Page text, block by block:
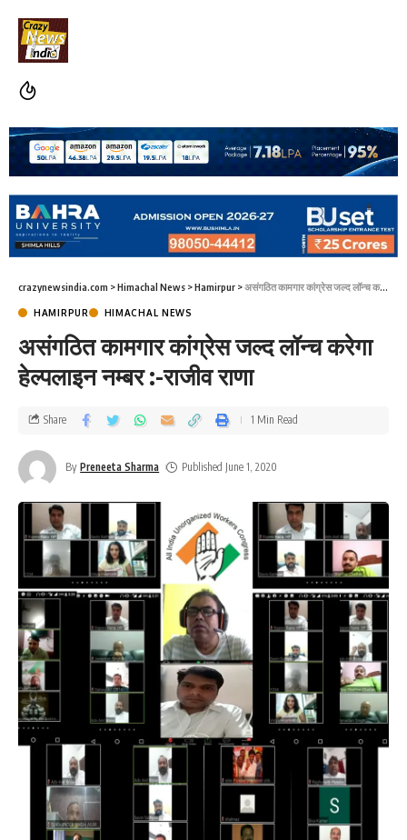
crazynewsindia.com >Himachal News >Hamirpur >असंगठित कामगार कांग्रेस जल्द लॉन्च करेगा हेल्पलाइन नम्बर :-राजीव राणा
HAMIRPUR HIMACHAL NEWS
असंगठित कामगार कांग्रेस जल्द लॉन्च करेगा
हेल्पलाइन नम्बर :-राजीव राणा
By Preneeta Sharma Published June 1, 2020
Share 1 Min Read